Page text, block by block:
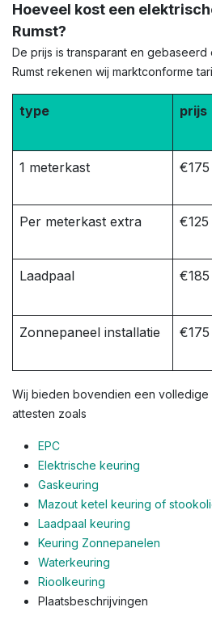
Hoeveel kost een
Rumst?
De prijs is transparant en gebaseerd
Rumst rekenen wij marktconforme
type prijs
1 meterkast
Per meterkast extra
Laadpaal
Zonnepaneel installatie
Wij bieden bovendien een
attesten zoals
EPC
Elektrische keuring
Gaskeuring
Mazout ketel keuring of
Laadpaal keuring
Keuring Zonnepanelen
Waterkeuring
Rioolkeuring
Plaatsbeschrijvingen